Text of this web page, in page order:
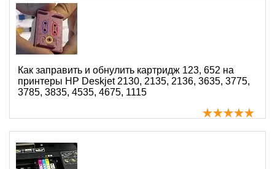
Как заправить и обнулить картридж 123, 652 на
принтеры HP Deskjet 2130, 2135, 2136, 3635, 3775,
3785, 3835, 4535, 4675, 1115